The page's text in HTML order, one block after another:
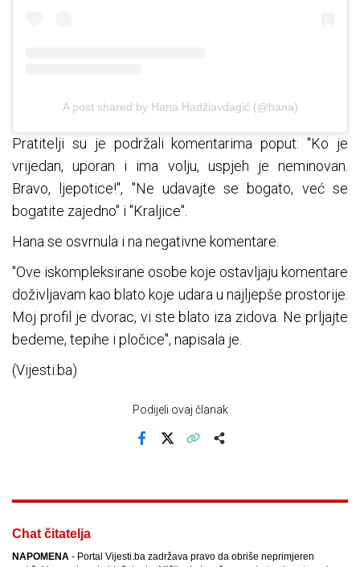
A post shared by Hana Hadžiavdagić (@hana)
Pratitelji su je podržali komentarima poput: "Ko je
vrijedan, uporan i ima volju, uspjeh je neminovan.
Bravo, ljepotice!", "Ne udavajte se bogato, već se
bogatite zajedno" i "Kraljice".
Hana se osvrnula i na negativne komentare.
"Ove iskompleksirane osobe koje ostavljaju komentare
doživljavam kao blato koje udara u najljepše prostorije.
Moj profil je dvorac, vi ste blato iza zidova. Ne prljajte
bedeme, tepihe i pločice", napisala je.
(Vijesti.ba)
Podijeli ovaj članak
Chat čitatelja
NAPOMENA - Portal Vijesti.ba zadržava pravo da obriše neprimjeren